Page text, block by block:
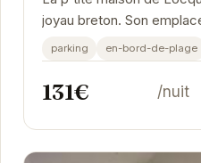
joyau breton. Son
proximité de la plage et
fait...
parking en-bord-de-plage
131€ /nuit